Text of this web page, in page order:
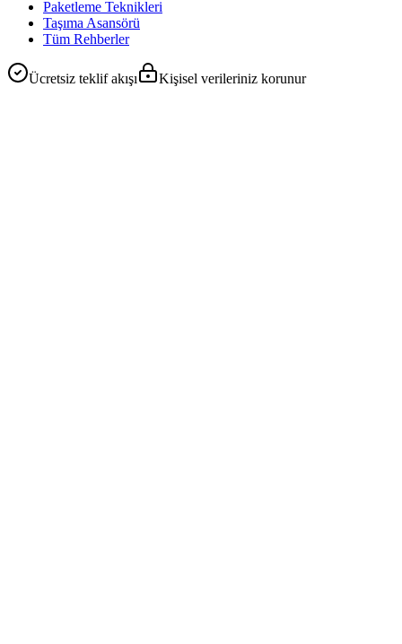
Paketleme Teknikleri
Taşıma Asansörü
Tüm Rehberler
Ücretsiz teklif akışı Kişisel verileriniz korunur